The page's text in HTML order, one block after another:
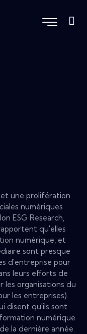
une prolifération
numériques
ESG Research,
qu'elles
numérique, et
sont presque
d'entreprise pour
leurs efforts de
les organisations du
les entreprises).
disent qu'ils sont
numérique
la dernière année.